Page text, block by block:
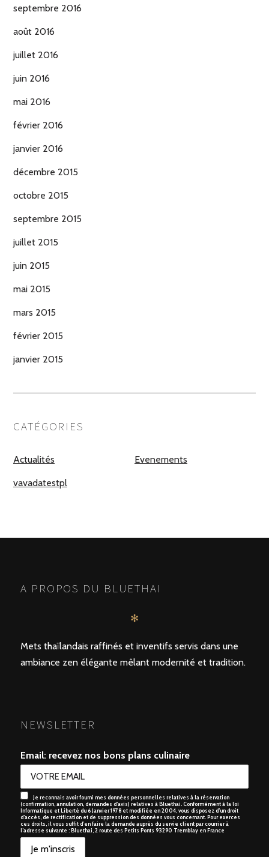
septembre 2016
août 2016
juillet 2016
juin 2016
mai 2016
février 2016
janvier 2016
décembre 2015
octobre 2015
septembre 2015
juillet 2015
juin 2015
mai 2015
mars 2015
février 2015
janvier 2015
CATÉGORIES
Actualités Evenements
vavadatestpl
A PROPOS DU BLUETHAI
✻
Mets thaïlandais raffinés et inventifs servis dans une
ambiance zen élégante mêlant modernité et tradition.
NEWSLETTER
Email: recevez nos bons plans culinaire
Je reconnais avoir fourni mes données personnelles relatives à la réservation
(confirmation, annulation, demandes d’avis) relatives à Bluethai. Conformément à la loi
Informatique et Liberté du 6 Janvier 1978 et modifiée en 2004, vous disposez d’un droit
d’accès, de rectification et de suppression des données vous concernant. Pour exerces
ces droits, il vous suffit d’en faire la demande auprès du servie client par courrier à
l’adresse suivante : Bluethai, 2 route des Petits Ponts 93290 Tremblay en France